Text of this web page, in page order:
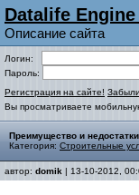
Datalife Engine
Описание сайта
Логин:
Пароль:
Регистрация на сайте!
Вы просматриваете
Преимущество и
Категория: Строительные
автор: domik | 13-10-2012,